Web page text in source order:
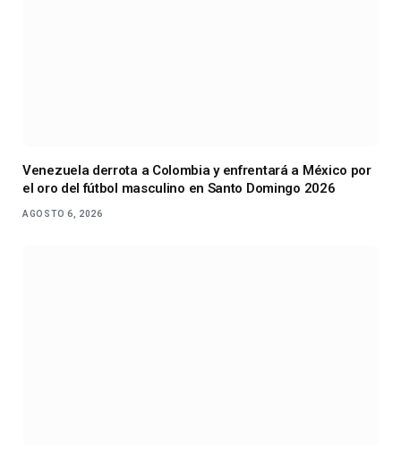
Venezuela derrota a Colombia y enfrentará a México por
el oro del fútbol masculino en Santo Domingo 2026
AGOSTO 6, 2026